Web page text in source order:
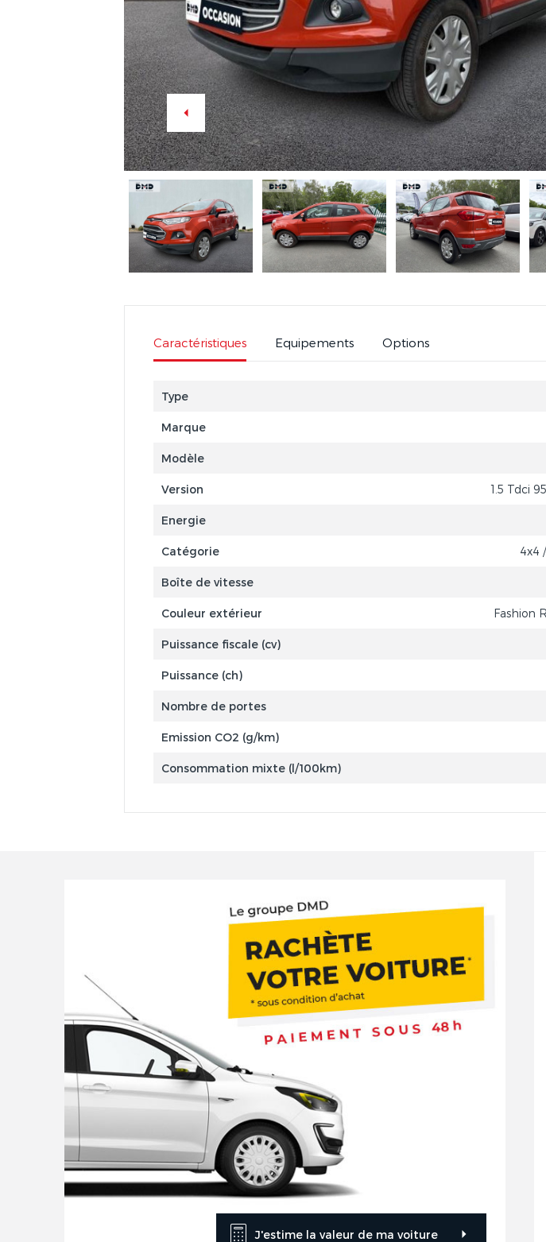
Caractéristiques Equipements Options
Type
Marque
Modèle
Version 1.5 Tdci
Energie
Catégorie 4x4
Boîte de vitesse
Couleur extérieur Fashion
Puissance fiscale (cv)
Puissance (ch)
Nombre de portes
Emission CO2 (g/km)
Consommation mixte (l/100km)
J'estime la valeur de ma voiture